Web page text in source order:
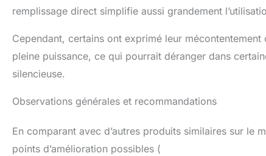
remplissage direct simplifie aussi grandement
Cependant, certains ont exprimé leur
pleine puissance, ce qui pourrait déranger dans
silencieuse.
Observations générales et recommandations
En comparant avec d’autres produits similaires sur le
points d’amélioration possibles (